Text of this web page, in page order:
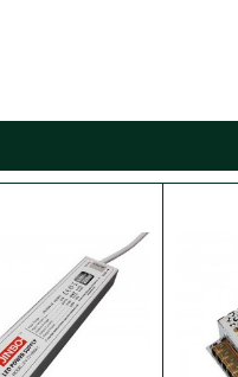
стрічки JINBO JLV-